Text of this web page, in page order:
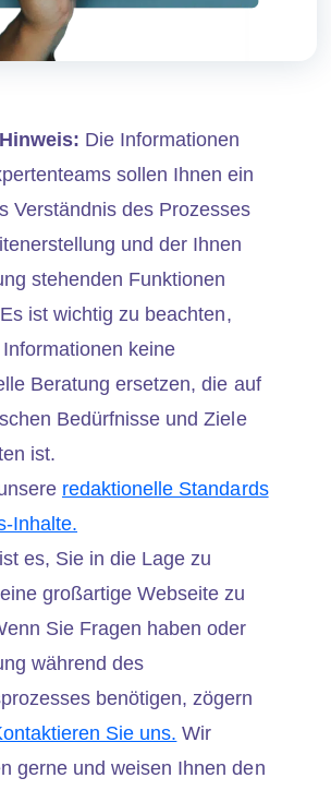
Die Informationen
sollen Ihnen ein
Verständnis des Prozesses
und der Ihnen
stehenden Funktionen
ist wichtig zu beachten,
keine
Beratung ersetzen, die auf
Bedürfnisse und Ziele
ist.
redaktionelle Standards
Inhalte.
es, Sie in die Lage zu
großartige Webseite zu
Sie Fragen haben oder
während des
benötigen, zögern
Sie uns. Wir
gerne und weisen Ihnen den